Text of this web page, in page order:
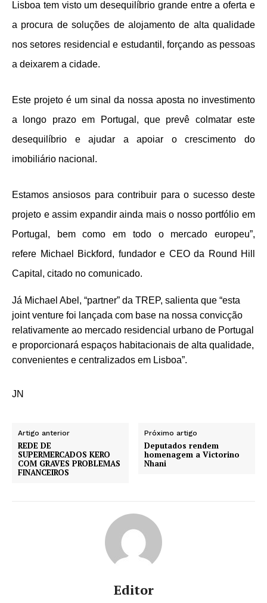
Lisboa tem visto um desequilíbrio grande entre a oferta e
a procura de soluções de alojamento de alta qualidade
nos setores residencial e estudantil, forçando as pessoas
a deixarem a cidade.
Este projeto é um sinal da nossa aposta no investimento
a longo prazo em Portugal, que prevê colmatar este
desequilíbrio e ajudar a apoiar o crescimento do
imobiliário nacional.
Estamos ansiosos para contribuir para o sucesso deste
projeto e assim expandir ainda mais o nosso portfólio em
Portugal, bem como em todo o mercado europeu”,
refere Michael Bickford, fundador e CEO da Round Hill
Capital, citado no comunicado.
Já Michael Abel, “partner” da TREP, salienta que “esta
joint venture foi lançada com base na nossa convicção
relativamente ao mercado residencial urbano de Portugal
e proporcionará espaços habitacionais de alta qualidade,
convenientes e centralizados em Lisboa”.
JN
Artigo anterior
REDE DE
SUPERMERCADOS KERO
COM GRAVES PROBLEMAS
FINANCEIROS
Próximo artigo
Deputados rendem
homenagem a Victorino
Nhani
Editor